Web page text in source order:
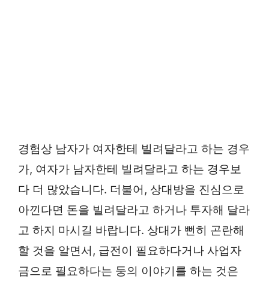
경험상 남자가 여자한테 빌려달라고 하는 경우
가, 여자가 남자한테 빌려달라고 하는 경우보
다 더 많았습니다. 더불어, 상대방을 진심으로
아낀다면 돈을 빌려달라고 하거나 투자해 달라
고 하지 마시길 바랍니다. 상대가 뻔히 곤란해
할 것을 알면서, 급전이 필요하다거나 사업자
금으로 필요하다는 둥의 이야기를 하는 것은